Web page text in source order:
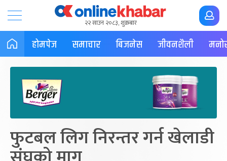
२२ साउन २०८३, शुक्रबार
होमपेज समाचार बिजनेस जीवनशैली
फुटबल लिग निरन्तर गर्न खेलाडी